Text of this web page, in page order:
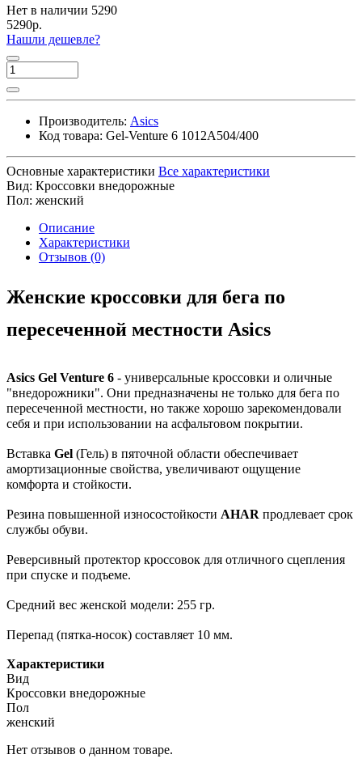
Нет в наличии 5290
5290р.
Нашли дешевле?
Производитель: Asics
Код товара: Gel-Venture 6 1012A504/400
Основные характеристики Все характеристики
Вид: Кроссовки внедорожные
Пол: женский
Описание
Характеристики
Отзывов (0)
Женские кроссовки для бега по
пересеченной местности Asics
Asics Gel Venture 6 - универсальные кроссовки и оличные
"внедорожники". Они предназначены не только для бега по
пересеченной местности, но также хорошо зарекомендовали
себя и при использовании на асфальтовом покрытии.
Вставка Gel (Гель) в пяточной области обеспечивает
амортизационные свойства, увеличивают ощущение
комфорта и стойкости.
Резина повышенной износостойкости AHAR продлевает срок
службы обуви.
Реверсивный протектор кроссовок для отличного сцепления
при спуске и подъеме.
Средний вес женской модели: 255 гр.
Перепад (пятка-носок) составляет 10 мм.
Характеристики
Вид
Кроссовки внедорожные
Пол
женский
Нет отзывов о данном товаре.